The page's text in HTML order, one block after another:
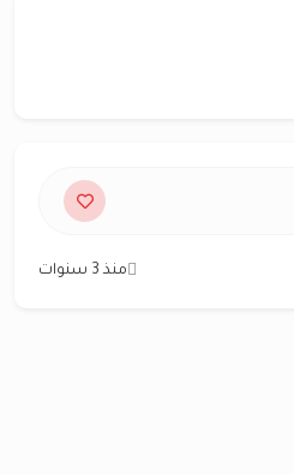
منذ 3 سنوات